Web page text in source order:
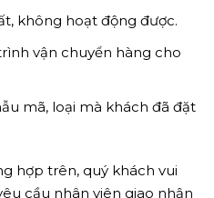
không hoạt động được.
vận chuyển hàng cho
mã, loại mà khách đã đặt
hợp trên, quý khách vui
cầu nhân viên giao nhận